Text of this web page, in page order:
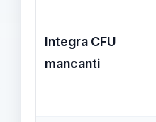
Integra CFU
mancanti